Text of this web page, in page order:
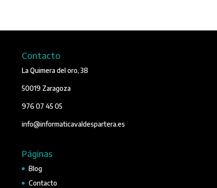
Contacto
La Quimera del oro, 38
50019 Zaragoza
976 07 45 05
info@informaticavaldespartera.es
Páginas
Blog
Contacto